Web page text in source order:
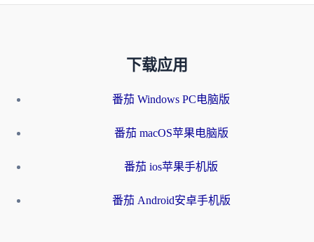
下载应用
番茄 Windows PC电脑版
番茄 macOS苹果电脑版
番茄 ios苹果手机版
番茄 Android安卓手机版